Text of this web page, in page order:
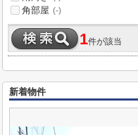
角部屋 (-)
1件が該当
新着物件